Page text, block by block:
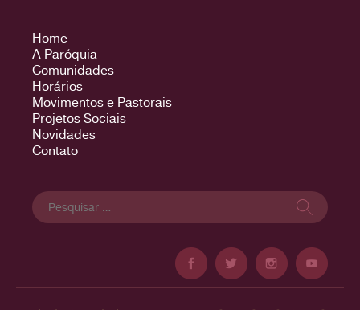
Home
A Paróquia
Comunidades
Horários
Movimentos e Pastorais
Projetos Sociais
Novidades
Contato
Pesquisar
por: